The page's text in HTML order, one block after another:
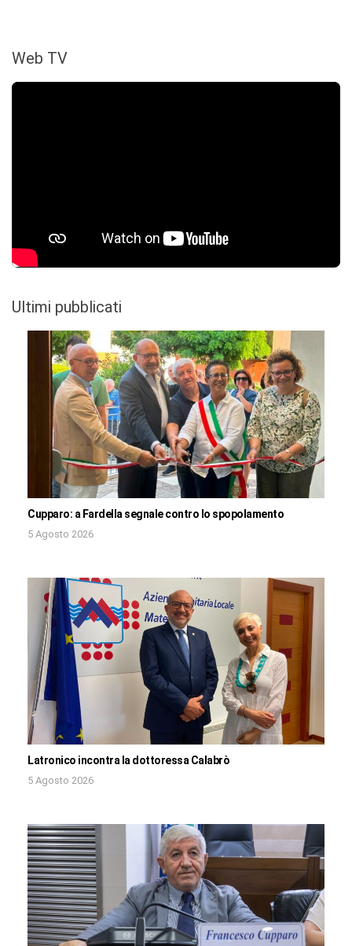
Web TV
Ultimi pubblicati
Cupparo: a Fardella segnale contro lo spopolamento
5 Agosto 2026
Latronico incontra la dottoressa Calabrò
5 Agosto 2026